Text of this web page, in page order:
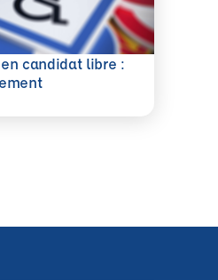
candidat libre :